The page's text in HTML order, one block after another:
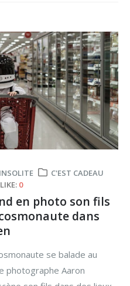
C'EST CADEAU
LIKE: 0
en photo son fils
dans
se balade au
photographe Aaron